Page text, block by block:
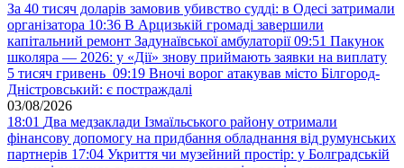
За 40 тисяч доларів замовив убивство судді: в Одесі затримали
організатора 10:36 В Арцизькій громаді завершили
капітальний ремонт Задунаївської амбулаторії 09:51 Пакунок
школяра — 2026: у «Дії» знову приймають заявки на виплату
5 тисяч гривень 09:19 Вночі ворог атакував місто Білгород-
Дністровський: є постраждалі
03/08/2026
18:01 Два медзаклади Ізмаїльського району отримали
фінансову допомогу на придбання обладнання від румунських
партнерів 17:04 Укриття чи музейний простір: у Болградській